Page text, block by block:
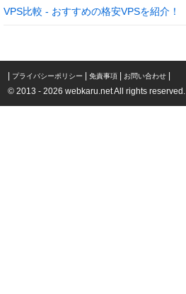
VPS比較 - おすすめの格安VPSを紹介！
プライバシーポリシー |免責事項 |お問い合わせ
© 2013 - 2026 webkaru.net All rights reserved.